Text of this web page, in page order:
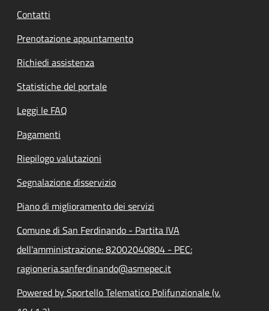
Contatti
Prenotazione appuntamento
Richiedi assistenza
Statistiche del portale
Leggi le FAQ
Pagamenti
Riepilogo valutazioni
Segnalazione disservizio
Piano di miglioramento dei servizi
Comune di San Ferdinando - Partita IVA
dell'amministrazione: 82002040804 - PEC:
ragioneria.sanferdinando@asmepec.it
Powered by Sportello Telematico Polifunzionale (v.